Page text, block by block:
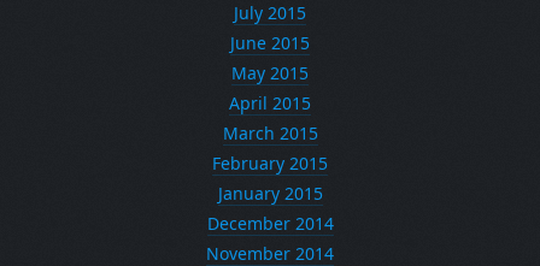
July 2015
June 2015
May 2015
April 2015
March 2015
February 2015
January 2015
December 2014
November 2014